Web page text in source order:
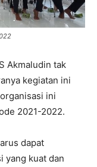
Akmaludin tak
kegiatan ini
ini
2021-2022.
dapat
yang kuat dan